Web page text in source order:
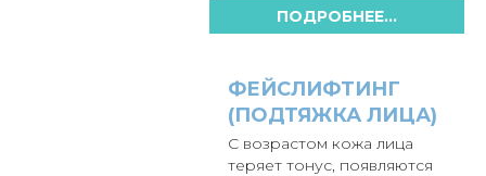
ПОДРОБНЕЕ...
ФЕЙСЛИФТИНГ
(ПОДТЯЖКА ЛИЦА)
С возрастом кожа лица
теряет тонус, появляются